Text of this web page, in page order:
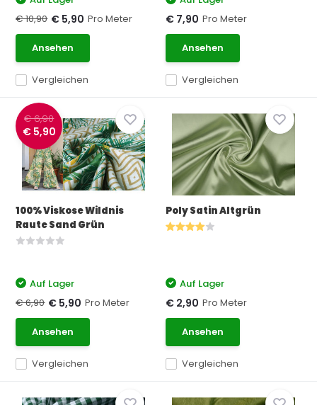
Vergleichen
€ 10,90 € 5,90 Pro Meter
Ansehen
Vergleichen
€ 7,90 Pro Meter
Ansehen
€ 6,90
€ 5,90
100% Viskose Wildnis
Raute Sand Grün
Vergleichen
Auf Lager
€ 6,90 € 5,90 Pro Meter
Ansehen
Poly Satin Altgrün
Vergleichen
Auf Lager
€ 2,90 Pro Meter
Ansehen